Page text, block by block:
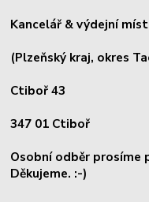
Kancelář & výdejní
(Plzeňský kraj, okres
Ctiboř 43
347 01 Ctiboř
Osobní odběr prosíme
Děkujeme. :-)